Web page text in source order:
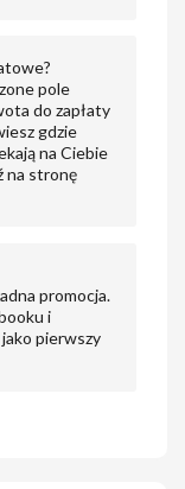
pole
do zapłaty
gdzie
na Ciebie
na stronę
promocja.
i
pierwszy